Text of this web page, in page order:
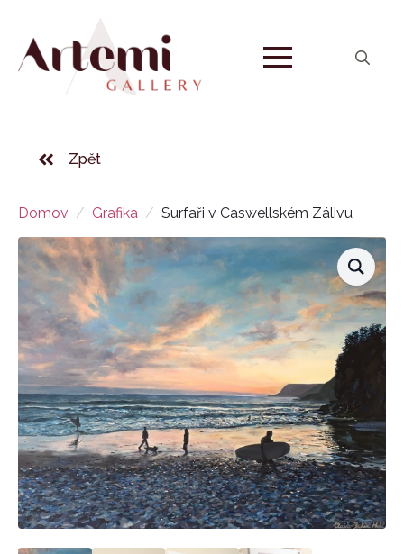
Zpět
Domov Grafika Surfaři v Caswellském Zálivu